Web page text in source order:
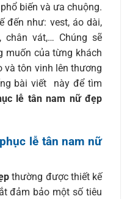
biến và ưa chuộng.
đến như: vest, áo dài,
vát,… Chúng sẽ
muốn của từng khách
và tôn vinh lên thương
bài viết này để tìm
lễ tân nam nữ đẹp
lễ tân nam nữ
thường được thiết kế
đảm bảo một số tiêu